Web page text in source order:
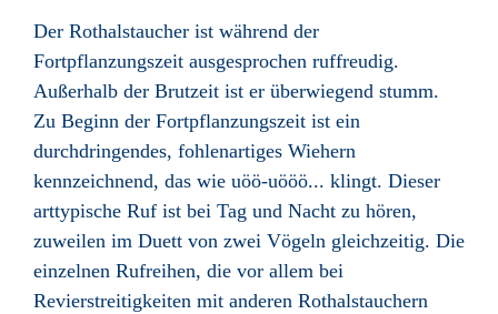
Der Rothalstaucher ist während der
Fortpflanzungszeit ausgesprochen ruffreudig.
Außerhalb der Brutzeit ist er überwiegend stumm.
Zu Beginn der Fortpflanzungszeit ist ein
durchdringendes, fohlenartiges Wiehern
kennzeichnend, das wie uöö-uööö... klingt. Dieser
arttypische Ruf ist bei Tag und Nacht zu hören,
zuweilen im Duett von zwei Vögeln gleichzeitig. Die
einzelnen Rufreihen, die vor allem bei
Revierstreitigkeiten mit anderen Rothalstauchern